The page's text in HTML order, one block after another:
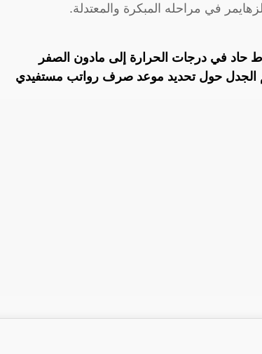
في مراحله المبكرة والمعتدلة.
حاد في درجات الحرارة إلى مادون الصفر
حول تحديد موعد صرف رواتب مستفيدي